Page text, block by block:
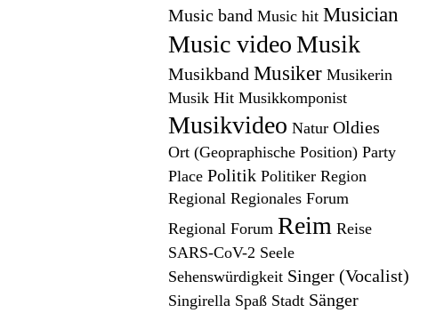
Music band Music hit Musician
Music videoMusik
Musikband Musiker Musikerin
Musik Hit Musikkomponist
Musikvideo Natur Oldies
Ort (Geopraphische Position) Party
Place Politik Politiker Region
Regional Regionales Forum
Regional Forum Reim Reise
SARS-CoV-2 Seele
Sehenswürdigkeit Singer (Vocalist)
Singirella Spaß Stadt Sänger